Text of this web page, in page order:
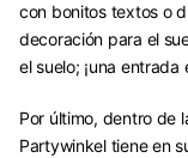
con bonitos textos o
decoración para el
el suelo; ¡una
Por último, dentro de
Partywinkel tiene en